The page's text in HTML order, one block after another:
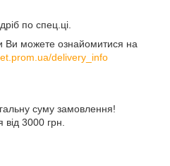
по спец.ці.
Ви можете ознайомитися на
delivery_info
суму замовлення!
3000 грн.